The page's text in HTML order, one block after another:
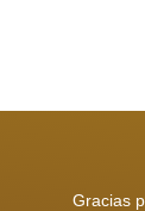
Gracias